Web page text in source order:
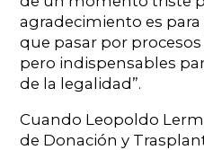
agradecimiento es
que pasar por
pero indispensables
de la legalidad”.
Cuando Leopoldo
de Donación y